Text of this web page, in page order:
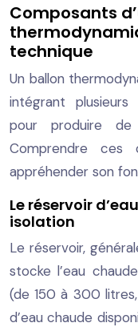
Composants
technique
Un ballon
intégrant
pour produire de
Comprendre ces
appréhender son
Le réservoir
isolation
Le réservoir,
stocke l’eau
(de 150 à 300
d’eau chaude